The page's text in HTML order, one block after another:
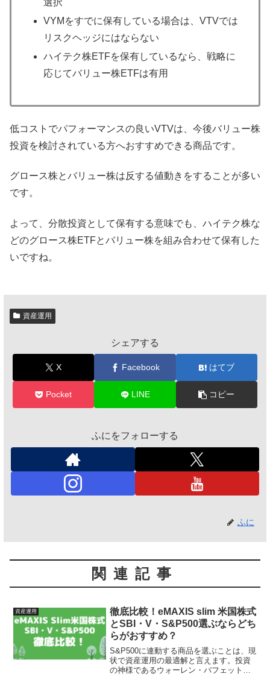
VYMをすでに保有している場合は、VTVでは
リスクヘッジにはならない
ハイテク株ETFを保有しているなら、戦略に
応じてバリュー株ETFは有用
低コストでパフォーマンスの良いVTVは、今後バリュー株
投資を検討されている方へおすすめできる商品です。
グロース株とバリュー株は反する値動きをすることが多い
です。
よって、分散投資として保有する意味でも、ハイテク株な
どのグロース株ETFとバリュー株を組み合わせて保有した
いですね。
資産運用
シェアする
X Facebook はてブ
Pocket LINE コピー
ふにをフォローする
ふに
関連記事
資産運用
徹底比較！eMAXIS slim 米国株式
とSBI・V・S&P500選ぶならどち
らがおすすめ？
S&P500に連動する商品を選ぶことは、現
状で資産運用の最適解と言えます。投資
の神様であるウォーレン・バフェット氏